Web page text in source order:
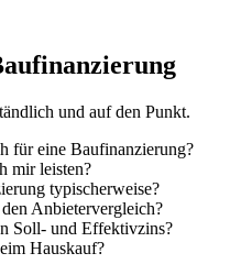
und auf den Punkt.
für eine Baufinanzierung?
mir leisten?
typischerweise?
Anbietervergleich?
Soll- und Effektivzins?
Hauskauf?